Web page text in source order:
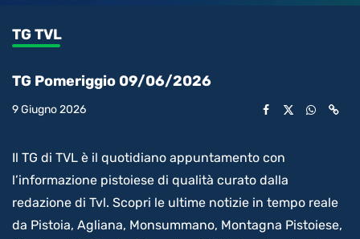
TG TVL
TG Pomeriggio 09/06/2026
9 Giugno 2026
Il TG di TVL è il quotidiano appuntamento con
l’informazione pistoiese di qualità curato dalla
redazione di Tvl. Scopri le ultime notizie in tempo reale
da Pistoia, Agliana, Monsummano, Montagna Pistoiese,